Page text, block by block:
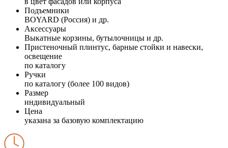
Подъемники
BOYARD (Россия) и др.
Аксессуары
Выкатные корзины, бутылочницы и др.
Пристеночный плинтус, барные стойки и навески,
освещение
по каталогу
Ручки
по каталогу (более 100 видов)
Размер
индивидуальный
Цена
указана за базовую комплектацию